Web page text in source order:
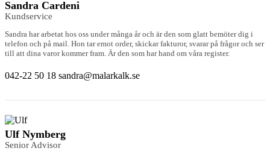
Sandra Cardeni
Kundservice
Sandra har arbetat hos oss under många år och är den som glatt bemöter dig i
telefon och på mail. Hon tar emot order, skickar fakturor, svarar på frågor och ser
till att dina varor kommer fram. Är den som har hand om våra register.
042-22 50 18 sandra@malarkalk.se
Ulf Nymberg
Senior Advisor